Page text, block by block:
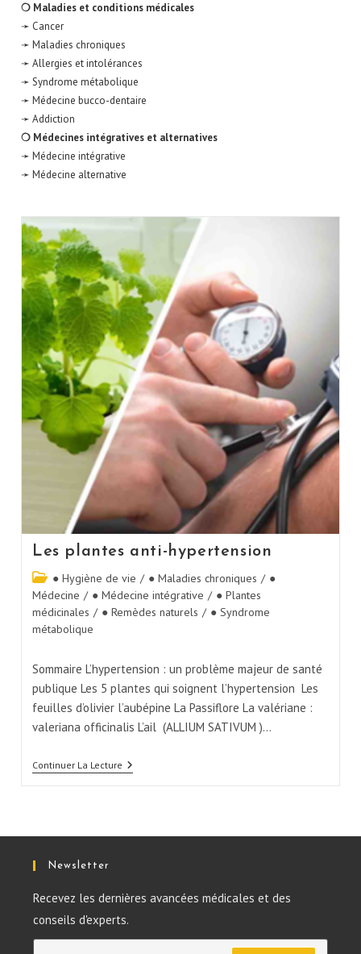
❍ Maladies et conditions médicales
➛ Cancer
➛ Maladies chroniques
➛ Allergies et intolérances
➛ Syndrome métabolique
➛ Médecine bucco-dentaire
➛ Addiction
❍ Médecines intégratives et alternatives
➛ Médecine intégrative
➛ Médecine alternative
Les plantes anti-hypertension
● Hygiène de vie / ● Maladies chroniques / ●
Médecine / ● Médecine intégrative / ● Plantes
médicinales / ● Remèdes naturels / ● Syndrome
métabolique
Sommaire L’hypertension : un problème majeur de santé
publique Les 5 plantes qui soignent l’hypertension Les
feuilles d’olivier l’aubépine La Passiflore La valériane :
valeriana officinalis L’ail (ALLIUM SATIVUM )…
Continuer La Lecture
Newsletter
Recevez les dernières avancées médicales et des
conseils d'experts.